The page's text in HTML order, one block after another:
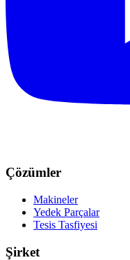
Çözümler
Makineler
Yedek Parçalar
Tesis Tasfiyesi
Şirket